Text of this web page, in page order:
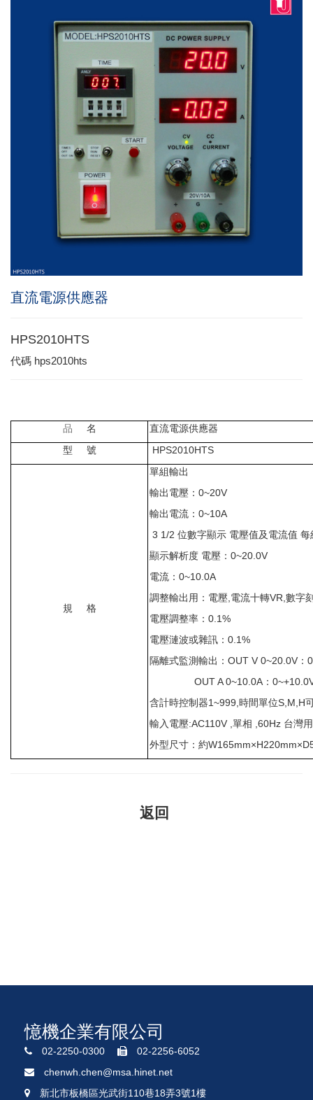
直流電源供應器
HPS2010HTS
代碼 hps2010hts
品 名
直流電源供應器
型
號 HPS2010HTS
規 格
單組輸出
輸出電壓： 0~20V
輸出電流： 0~10A
3 1/2 位數字顯示 電壓值及電流值 每
顯示解析度 電壓： 0~20.0V
電流： 0~10.0A
調整輸出用：電壓 電流十轉VR, 數字
電壓調整率： 0.1%
電壓漣波或雜訊： 0.1%
隔離式監測輸出： OUT V 0~20.0V：
OUT A 0~10.0A：
含計時控制器1~999, 時間單位S,M,H
輸入電壓:AC110V , 單相 ,60Hz 台灣用
外型尺寸：約W165mm×H220mm×
憶機企業有限公司
02-2250-0300
02-2256-6052
chenwh.chen@msa.hinet.net
新北市板橋區光武街110巷18弄3號1樓